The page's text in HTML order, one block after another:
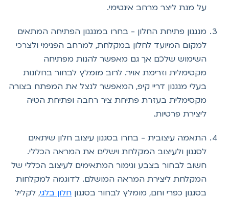
על מנת ליצר מרחב אינטימי.
מנגנון פתיחת החלון - בחרו במנגנון הפתיחה המתאים
למקום המיועד לחלון במקלחת, למרחב הפנימי ולצרכי
השימוש שלכם אך גם מאפשר להנות מפתיחה
מקסימלית וזרימת אויר. לרוב מומלץ לבחור בחלונות
בעלי מנגנון דריי קיפ, המאפשר לנצל את המפתח בצורה
מקסימלית בעזרת פתיחת ציר רחבה ופתיחת הטיה
ליצירת פרטיות.
התאמה עיצובית - בחרו בסגנון עיצוב חלון שיתאים
לסגנון ולעיצוב המקלחת וישלים את המראה הכללי.
חשוב לבחור בצבע וגימור המתאימים לעיצוב הכללי של
המקלחת ליצירת המראה המושלם. לדוגמה למקלחות
בסגנון כפרי וחם, מומלץ לבחור בסגנוןחלון בלגי, לקליל